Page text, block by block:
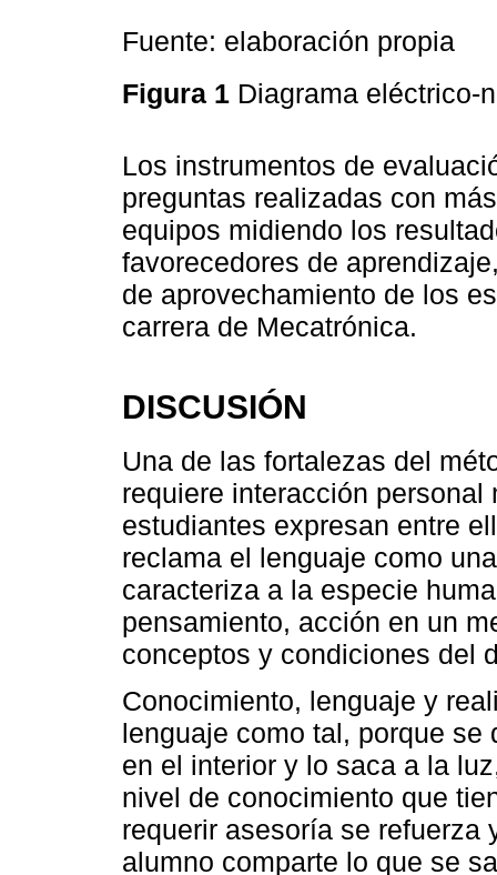
Fuente: elaboración propia
Figura 1 Diagrama eléctrico-
Los instrumentos de
preguntas realizadas con
equipos midiendo los
favorecedores de
de aprovechamiento de los
carrera de Mecatrónica.
DISCUSIÓN
Una de las fortalezas del
requiere interacción
estudiantes expresan entre
reclama el lenguaje como
caracteriza a la especie
pensamiento, acción en un
conceptos y condiciones del
Conocimiento, lenguaje y
lenguaje como tal, porque
en el interior y lo saca a la
nivel de conocimiento que
requerir asesoría se refuerza
alumno comparte lo que se